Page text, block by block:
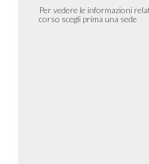
Per vedere le informazioni
corso scegli prima una sede